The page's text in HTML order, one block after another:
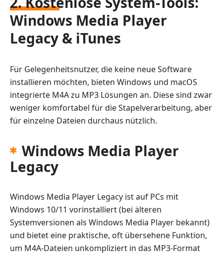
Windows Media Player
Legacy & iTunes
Für Gelegenheitsnutzer, die keine neue Software
installieren möchten, bieten Windows und macOS
integrierte M4A zu MP3 Lösungen an. Diese sind zwar
weniger komfortabel für die Stapelverarbeitung, aber
für einzelne Dateien durchaus nützlich.
Windows Media Player
Legacy
Windows Media Player Legacy ist auf PCs mit
Windows 10/11 vorinstalliert (bei älteren
Systemversionen als Windows Media Player bekannt)
und bietet eine praktische, oft übersehene Funktion,
um M4A-Dateien unkompliziert in das MP3-Format